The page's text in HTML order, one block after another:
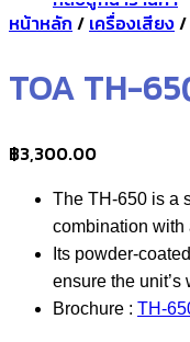
หน้าหลัก / เครื่องเสียง/
TOA TH-
฿3,300.00
The TH-650 is a
combination with
Its powder-
ensure the unit’s
Brochure : TH-